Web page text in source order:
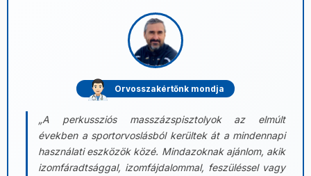
Orvosszakértőnk mondja
„A perkussziós masszázspisztolyok az elmúlt
években a sportorvoslásból kerültek át a mindennapi
használati eszközök közé. Mindazoknak ajánlom, akik
izomfáradtsággal, izomfájdalommal, feszüléssel vagy